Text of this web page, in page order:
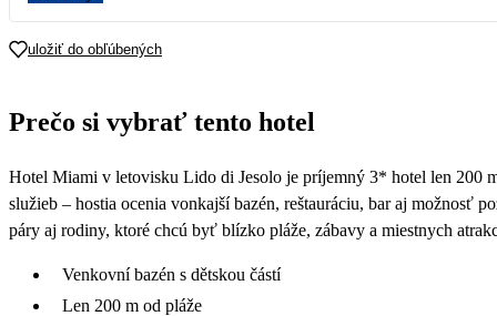
uložiť do obľúbených
Prečo si vybrať tento hotel
Hotel Miami v letovisku Lido di Jesolo je príjemný 3* hotel len 200
služieb – hostia ocenia vonkajší bazén, reštauráciu, bar aj možnosť
páry aj rodiny, ktoré chcú byť blízko pláže, zábavy a miestnych
Venkovní bazén s dětskou částí
Len 200 m od pláže